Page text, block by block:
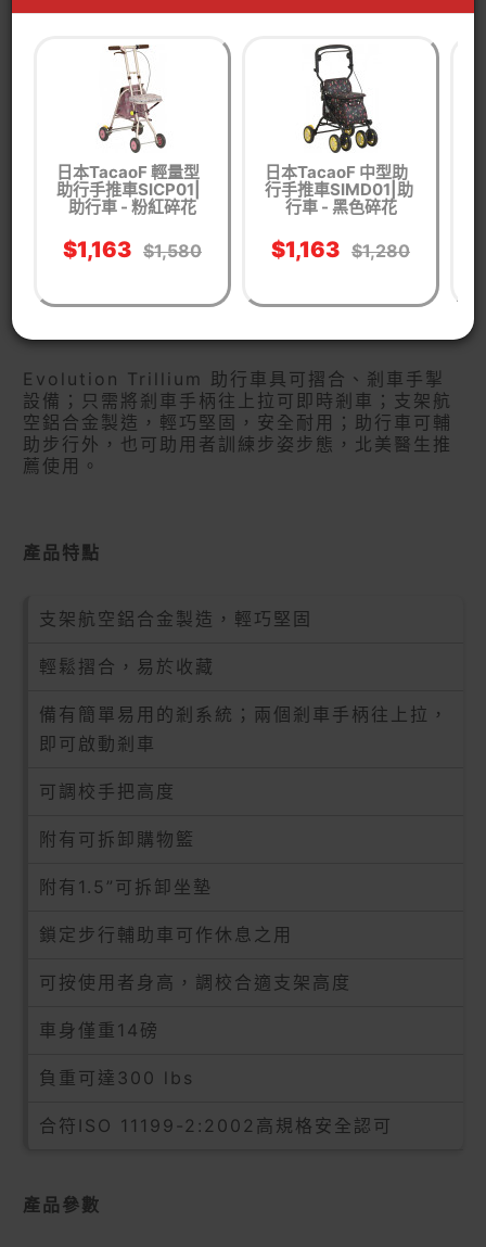
WhastApp客服查詢有無同功能產品 按我WhatsApp
Evolution Trillium 助行車具可摺合、剎車手掣
設備；只需將剎車手柄往上拉可即時剎車；支架航
空鋁合金製造，輕巧堅固，安全耐用；助行車可輔
助步行外，也可助用者訓練步姿步態，北美醫生推
薦使用。
產品特點
支架航空鋁合金製造，輕巧堅固
輕鬆摺合，易於收藏
備有簡單易用的剎系統；兩個剎車手柄往上拉，
即可啟動剎車
可調校手把高度
附有可拆卸購物籃
附有1.5”可拆卸坐墊
鎖定步行輔助車可作休息之用
可按使用者身高，調校合適支架高度
車身僅重14磅
負重可達300 lbs
合符ISO 11199-2:2002高規格安全認可
產品參數
日本TacaoF 輕量型
助行手推車SICP01|
助行車 - 粉紅碎花
$1,163 $1,580
日本TacaoF 中型助
行手推車SIMD01|助
行車 - 黑色碎花
$1,163 $1,280